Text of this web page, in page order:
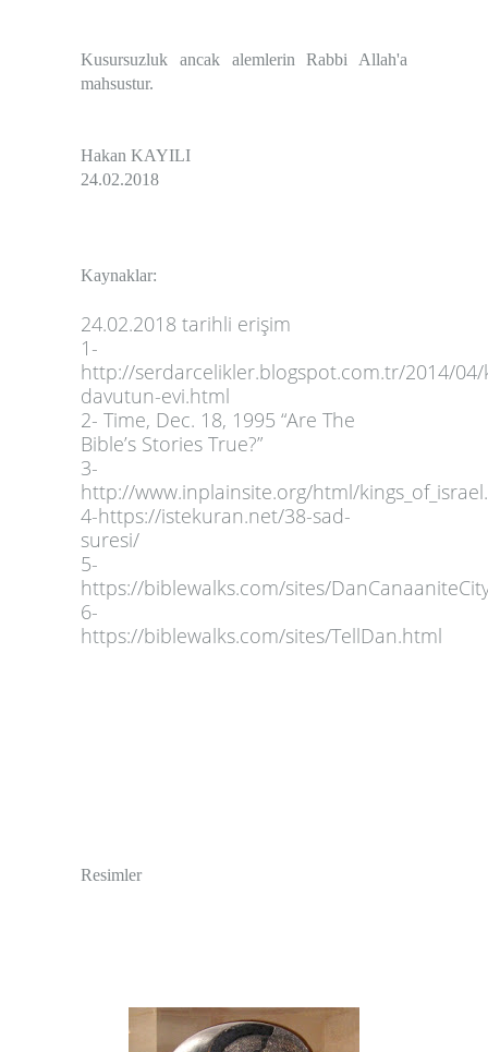
Kusursuzluk ancak alemlerin Rabbi Allah'a
mahsustur.
Hakan KAYILI
24.02.2018
Kaynaklar:
24.02.2018 tarihli erişim
1-
http://serdarcelikler.blogspot.com.tr/2014/
davutun-evi.html
2- Time, Dec. 18, 1995 “Are The
Bible’s Stories True?”
3-
http://www.inplainsite.org/html/
4-https://istekuran.net/38-sad-
suresi/
5-
https://biblewalks.com/sites/
6-
https://biblewalks.com/sites/TellDan.html
Resimler